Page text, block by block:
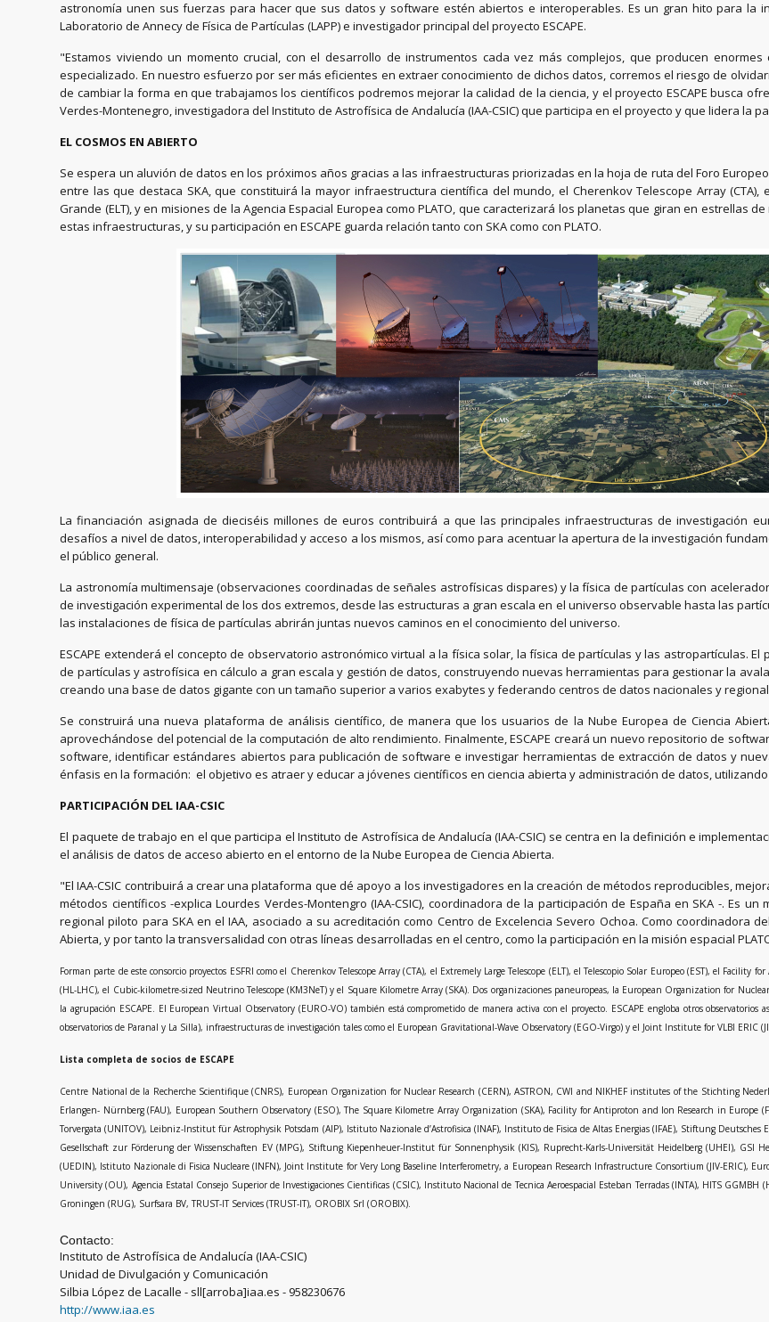
astronomía unen sus fuerzas para hacer que sus datos y software estén abiertos e interoperables. Es un gran hito para la
Laboratorio de Annecy de Física de Partículas (LAPP) e investigador principal del proyecto ESCAPE.
"Estamos viviendo un momento crucial, con el desarrollo de instrumentos cada vez más complejos, que producen
especializado. En nuestro esfuerzo por ser más eficientes en extraer conocimiento de dichos datos, corremos el riesgo de
de cambiar la forma en que trabajamos los científicos podremos mejorar la calidad de la ciencia, y el proyecto ESCAPE busca
Verdes-Montenegro, investigadora del Instituto de Astrofísica de Andalucía (IAA-CSIC) que participa en el proyecto y que lidera la
EL COSMOS EN ABIERTO
Se espera un aluvión de datos en los próximos años gracias a las infraestructuras priorizadas en la hoja de ruta del Foro
entre las que destaca SKA, que constituirá la mayor infraestructura científica del mundo, el Cherenkov Telescope Array (CTA),
Grande (ELT), y en misiones de la Agencia Espacial Europea como PLATO, que caracterizará los planetas que giran en estrellas
estas infraestructuras, y su participación en ESCAPE guarda relación tanto con SKA como con PLATO.
La financiación asignada de dieciséis millones de euros contribuirá a que las principales infraestructuras de investigación
desafíos a nivel de datos, interoperabilidad y acceso a los mismos, así como para acentuar la apertura de la investigación
el público general.
La astronomía multimensaje (observaciones coordinadas de señales astrofísicas dispares) y la física de partículas con
de investigación experimental de los dos extremos, desde las estructuras a gran escala en el universo observable hasta las
las instalaciones de física de partículas abrirán juntas nuevos caminos en el conocimiento del universo.
ESCAPE extenderá el concepto de observatorio astronómico virtual a la física solar, la física de partículas y las astropartículas.
de partículas y astrofísica en cálculo a gran escala y gestión de datos, construyendo nuevas herramientas para gestionar la
creando una base de datos gigante con un tamaño superior a varios exabytes y federando centros de datos nacionales y
Se construirá una nueva plataforma de análisis científico, de manera que los usuarios de la Nube Europea de Ciencia
aprovechándose del potencial de la computación de alto rendimiento. Finalmente, ESCAPE creará un nuevo repositorio de
software, identificar estándares abiertos para publicación de software e investigar herramientas de extracción de datos y
énfasis en la formación: el objetivo es atraer y educar a jóvenes científicos en ciencia abierta y administración de datos,
PARTICIPACIÓN DEL IAA-CSIC
El paquete de trabajo en el que participa el Instituto de Astrofísica de Andalucía (IAA-CSIC) se centra en la definición e
el análisis de datos de acceso abierto en el entorno de la Nube Europea de Ciencia Abierta.
"El IAA-CSIC contribuirá a crear una plataforma que dé apoyo a los investigadores en la creación de métodos reproducibles,
métodos científicos -explica Lourdes Verdes-Montengro (IAA-CSIC), coordinadora de la participación de España en SKA -. Es
regional piloto para SKA en el IAA, asociado a su acreditación como Centro de Excelencia Severo Ochoa. Como coordinadora
Abierta, y por tanto la transversalidad con otras líneas desarrolladas en el centro, como la participación en la misión espacial
Forman parte de este consorcio proyectos ESFRI como el Cherenkov Telescope Array (CTA), el Extremely Large Telescope (ELT), el Telescopio Solar Europeo (EST), el
(HL-LHC), el Cubic-kilometre-sized Neutrino Telescope (KM3NeT) y el Square Kilometre Array (SKA). Dos organizaciones paneuropeas, la European Organization for
la agrupación ESCAPE. El European Virtual Observatory (EURO-VO) también está comprometido de manera activa con el proyecto. ESCAPE engloba otros
observatorios de Paranal y La Silla), infraestructuras de investigación tales como el European Gravitational-Wave Observatory (EGO-Virgo) y el Joint Institute for VLBI ERIC
Lista completa de socios de ESCAPE
Centre National de la Recherche Scientifique (CNRS), European Organization for Nuclear Research (CERN), ASTRON, CWI and NIKHEF institutes of the Stichting
Erlangen- Nürnberg (FAU), European Southern Observatory (ESO), The Square Kilometre Array Organization (SKA), Facility for Antiproton and Ion Research in
Torvergata (UNITOV), Leibniz-Institut für Astrophysik Potsdam (AIP), Istituto Nazionale d’Astrofisica (INAF), Instituto de Fisica de Altas Energias (IFAE), Stiftung
Gesellschaft zur Förderung der Wissenschaften EV (MPG), Stiftung Kiepenheuer-Institut für Sonnenphysik (KIS), Ruprecht-Karls-Universität Heidelberg (UHEI),
(UEDIN), Istituto Nazionale di Fisica Nucleare (INFN), Joint Institute for Very Long Baseline Interferometry, a European Research Infrastructure Consortium (JIV-ERIC),
University (OU), Agencia Estatal Consejo Superior de Investigaciones Cientificas (CSIC), Instituto Nacional de Tecnica Aeroespacial Esteban Terradas (INTA), HITS
Groningen (RUG), Surfsara BV, TRUST-IT Services (TRUST-IT), OROBIX Srl (OROBIX).
Contacto:
Instituto de Astrofísica de Andalucía (IAA-CSIC)
Unidad de Divulgación y Comunicación
Silbia López de Lacalle - sll[arroba]iaa.es - 958230676
http://www.iaa.es